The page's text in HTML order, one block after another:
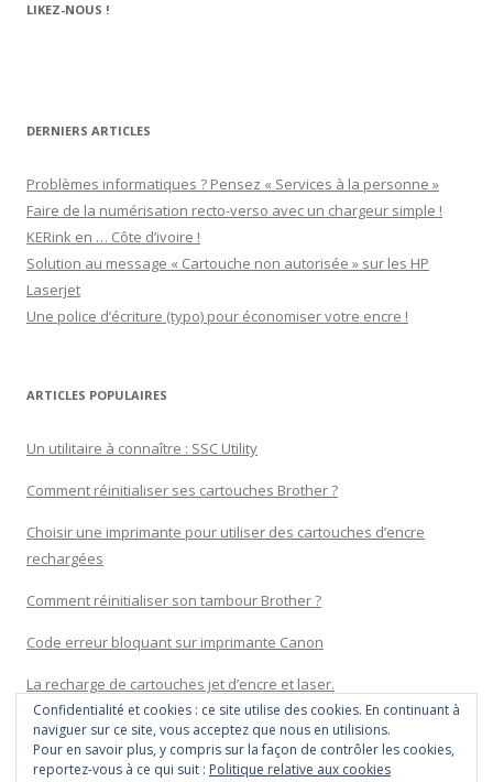
sur sur poirier-
LIKEZ-NOUS !
DERNIERS ARTICLES
Problèmes informatiques ? Pensez « Services à la personne »
Faire de la numérisation recto-verso avec un chargeur simple !
KERink en … Côte d’ivoire !
Solution au message « Cartouche non autorisée » sur les HP
Laserjet
Une police d’écriture (typo) pour économiser votre encre !
ARTICLES POPULAIRES
Un utilitaire à connaître : SSC Utility
Comment réinitialiser ses cartouches Brother ?
Choisir une imprimante pour utiliser des cartouches d’encre
rechargées
Comment réinitialiser son tambour Brother ?
Code erreur bloquant sur imprimante Canon
La recharge de cartouches jet d’encre et laser.
Confidentialité et cookies : ce site utilise des cookies. En continuant à
naviguer sur ce site, vous acceptez que nous en utilisions.
Pour en savoir plus, y compris sur la façon de contrôler les cookies,
reportez-vous à ce qui suit : Politique relative aux cookies